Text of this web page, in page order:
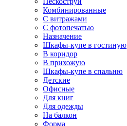
Комбинированные
С витражами
С фотопечатью
Назначение
Шкафы-купе в гостиную
В коридор
В прихожую
Шкафы-купе в спальню
Детские
Офисные
Для книг
Для одежды
На балкон
Форма